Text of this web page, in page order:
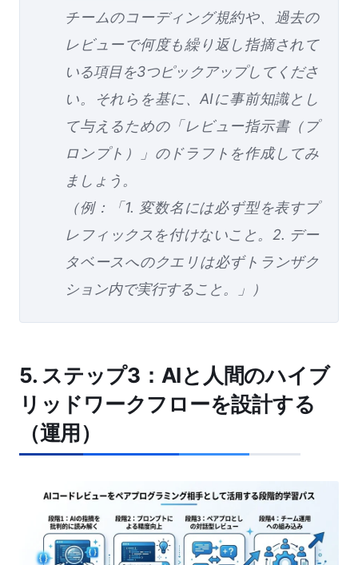
チームのコーディング規約や、過去の
レビューで何度も繰り返し指摘されて
いる項目を3つピックアップしてくださ
い。それらを基に、AIに事前知識とし
て与えるための「レビュー指示書（プ
ロンプト）」のドラフトを作成してみ
ましょう。
（例：「1. 変数名には必ず型を表すプ
レフィックスを付けないこと。2. デー
タベースへのクエリは必ずトランザク
ション内で実行すること。」）
5. ステップ3：AIと人間のハイブ
リッドワークフローを設計する
（運用）